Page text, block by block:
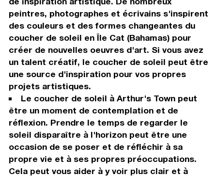
peintres, photographes et écrivains s'inspirent
des couleurs et des formes changeantes du
coucher de soleil en Île Cat (Bahamas) pour
créer de nouvelles oeuvres d'art. Si vous avez
un talent créatif, le coucher de soleil peut être
une source d'inspiration pour vos propres
projets artistiques.
Le coucher de soleil à Arthur's Town peut
être un moment de contemplation et de
réflexion. Prendre le temps de regarder le
soleil disparaître à l'horizon peut être une
occasion de se poser et de réfléchir à sa
propre vie et à ses propres préoccupations.
Cela peut vous aider à y voir plus clair et à